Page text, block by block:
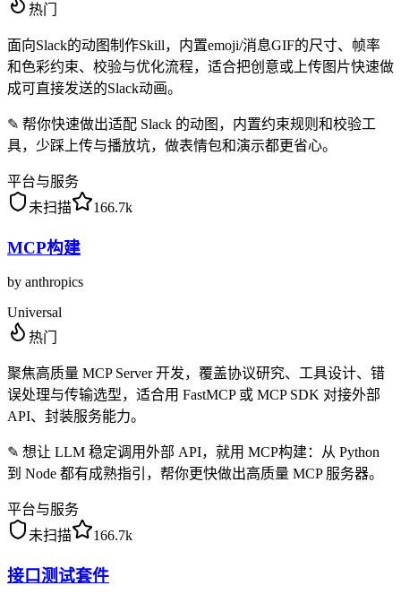
热门
面向Slack的动图制作Skill，内置emoji/消息GIF的尺寸、帧率
和色彩约束、校验与优化流程，适合把创意或上传图片快速做
成可直接发送的Slack动画。
✎ 帮你快速做出适配 Slack 的动图，内置约束规则和校验工
具，少踩上传与播放坑，做表情包和演示都更省心。
平台与服务
未扫描
166.7k
MCP构建
by anthropics
Universal
热门
聚焦高质量 MCP Server 开发，覆盖协议研究、工具设计、错
误处理与传输选型，适合用 FastMCP 或 MCP SDK 对接外部
API、封装服务能力。
✎ 想让 LLM 稳定调用外部 API，就用 MCP构建：从 Python
到 Node 都有成熟指引，帮你更快做出高质量 MCP 服务器。
平台与服务
未扫描
166.7k
接口测试套件